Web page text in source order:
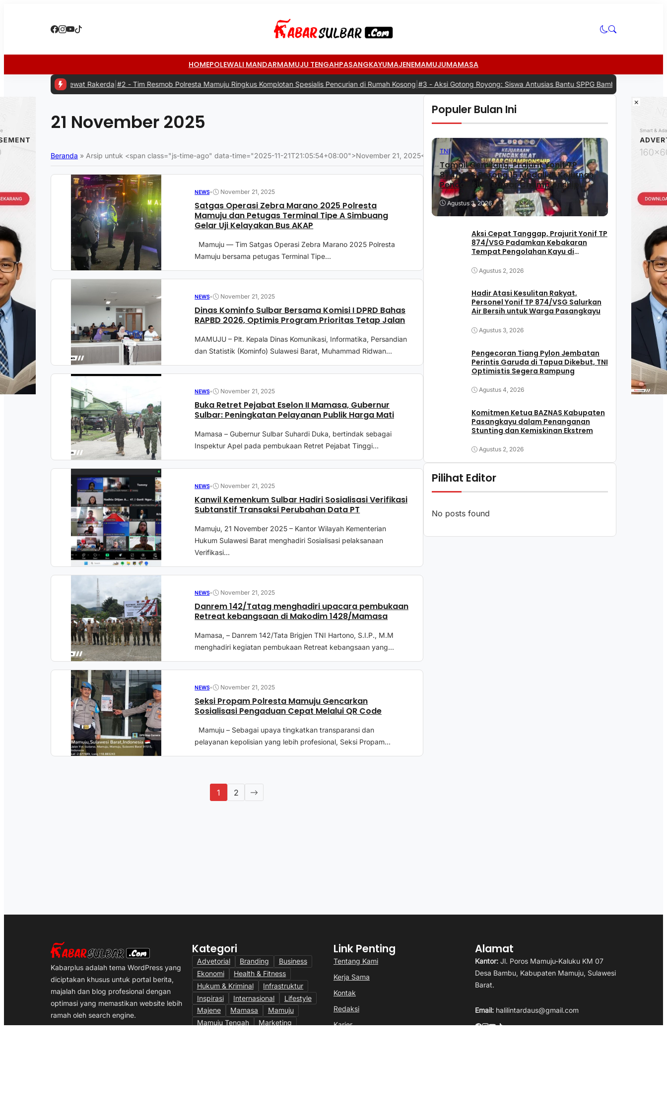
HOMEPOLEWALI MANDARMAMUJU TENGAHPASANGKAYUMAJENEMAMUJUMAMASA
Lewat Rakerda |#2 -Tim Resmob Polresta Mamuju Ringkus Komplotan Spesialis Pencurian di Rumah Kosong| #3 -Aksi Gotong Royong: Siswa Antusias Bantu SPPG Bambu Distribusikan Makan
21 November 2025
Beranda » Arsip untuk <span class="js-time-ago" data-time="2025-11-21T21:05:54+08:00">November 21, 2025</span>
NEWS• November 21, 2025
Satgas Operasi Zebra Marano 2025 Polresta
Mamuju dan Petugas Terminal Tipe A Simbuang
Gelar Uji Kelayakan Bus AKAP
Mamuju — Tim Satgas Operasi Zebra Marano 2025 Polresta
Mamuju bersama petugas Terminal Tipe...
NEWS• November 21, 2025
Dinas Kominfo Sulbar Bersama Komisi I DPRD Bahas
RAPBD 2026, Optimis Program Prioritas Tetap Jalan
MAMUJU – Plt. Kepala Dinas Komunikasi, Informatika, Persandian
dan Statistik (Kominfo) Sulawesi Barat, Muhammad Ridwan...
NEWS• November 21, 2025
Buka Retret Pejabat Eselon II Mamasa, Gubernur
Sulbar: Peningkatan Pelayanan Publik Harga Mati
Mamasa – Gubernur Sulbar Suhardi Duka, bertindak sebagai
Inspektur Apel pada pembukaan Retret Pejabat Tinggi...
NEWS• November 21, 2025
Kanwil Kemenkum Sulbar Hadiri Sosialisasi Verifikasi
Subtanstif Transaksi Perubahan Data PT
Mamuju, 21 November 2025 – Kantor Wilayah Kementerian
Hukum Sulawesi Barat menghadiri Sosialisasi pelaksanaan
Verifikasi...
NEWS• November 21, 2025
Danrem 142/Tatag menghadiri upacara pembukaan
Retreat kebangsaan di Makodim 1428/Mamasa
Mamasa, – Danrem 142/Tata Brigjen TNI Hartono, S.I.P., M.M
menghadiri kegiatan pembukaan Retreat kebangsaan yang...
NEWS• November 21, 2025
Seksi Propam Polresta Mamuju Gencarkan
Sosialisasi Pengaduan Cepat Melalui QR Code
Mamuju – Sebagai upaya tingkatkan transparansi dan
pelayanan kepolisian yang lebih profesional, Seksi Propam...
1 2
Populer Bulan Ini
TNI
Tampil Gemilang, Prajurit Yonif TP
874/VSG Borong 15 Medali di Kejurnas
Pencak Silat Sulbar Championship
2026
Agustus 3, 2026
Aksi Cepat Tanggap, Prajurit Yonif TP
874/VSG Padamkan Kebakaran
Tempat Pengolahan Kayu di
Agustus 2, 2026
Hadir Atasi Kesulitan Rakyat,
Personel Yonif TP 874/VSG Salurkan
Air Bersih untuk Warga Pasangkayu
Agustus 3, 2026
Pengecoran Tiang Pylon Jembatan
Perintis Garuda di Tapua Dikebut, TNI
Optimistis Segera Rampung
Agustus 4, 2026
Komitmen Ketua BAZNAS Kabupaten
Pasangkayu dalam Penanganan
Stunting dan Kemiskinan Ekstrem
Agustus 2, 2026
Pilihat Editor
No posts found
Kabarplus adalah tema WordPress yang
diciptakan khusus untuk portal berita,
majalah dan blog profesional dengan
optimasi yang memastikan website lebih
ramah oleh search engine.
Kategori
Advetorial Branding
Business
Ekonomi
Health & Fitness
Hukum & Kriminal
Infrastruktur
Inspirasi
Internasional
Lifestyle
Majene
Mamasa
Mamuju
Mamuju Tengah
Marketing
Link Penting
Tentang Kami
Kerja Sama
Kontak
Redaksi
Karier
Alamat
Kantor: Jl. Poros Mamuju-Kaluku KM 07
Desa Bambu, Kabupaten Mamuju, Sulawesi
Barat.
Email: halilintardaus@gmail.com
×